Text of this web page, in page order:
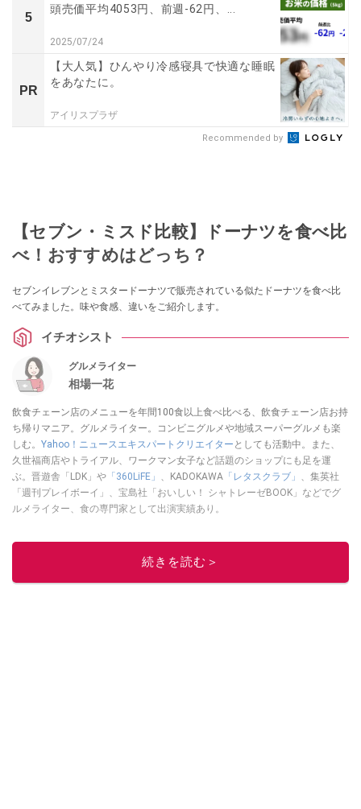
5
頭売価平均4053円、前週-62円、...
2025/07/24
PR
【大人気】ひんやり冷感寝具で快適な睡眠
をあなたに。
アイリスプラザ
Recommended by
【セブン・ミスド比較】ドーナツを食べ比
べ！おすすめはどっち？
セブンイレブンとミスタードーナツで販売されている似たドーナツを食べ比
べてみました。味や食感、違いをご紹介します。
イチオシスト
グルメライター
相場一花
飲食チェーン店のメニューを年間100食以上食べ比べる、飲食チェーン店お持
ち帰りマニア。グルメライター。コンビニグルメや地域スーパーグルメも楽
しむ。 Yahoo！ニュースエキスパートクリエイター としても活動中。また、
久世福商店やトライアル、ワークマン女子など話題のショップにも足を運
ぶ。晋遊舎「LDK」や 「360LiFE」 、KADOKAWA 「レタスクラブ」 、集英社
「週刊プレイボーイ」、宝島社「おいしい！ シャトレーゼBOOK」などでグ
ルメライター、食の専門家として出演実績あり。
続きを読む＞